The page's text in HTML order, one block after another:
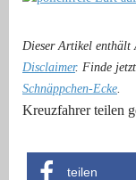
Dieser Artikel
Disclaimer. Finde
Schnäppchen-Ecke
Kreuzfahrer teilen
teilen